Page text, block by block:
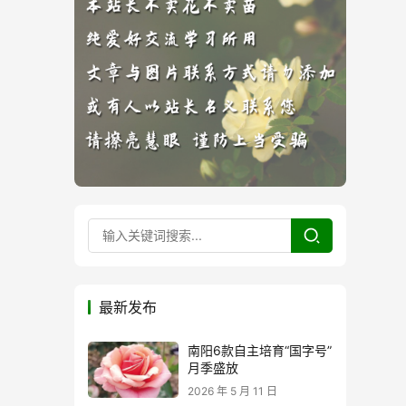
最新发布
南阳6款自主培育“国字号”
月季盛放
2026 年 5 月 11 日